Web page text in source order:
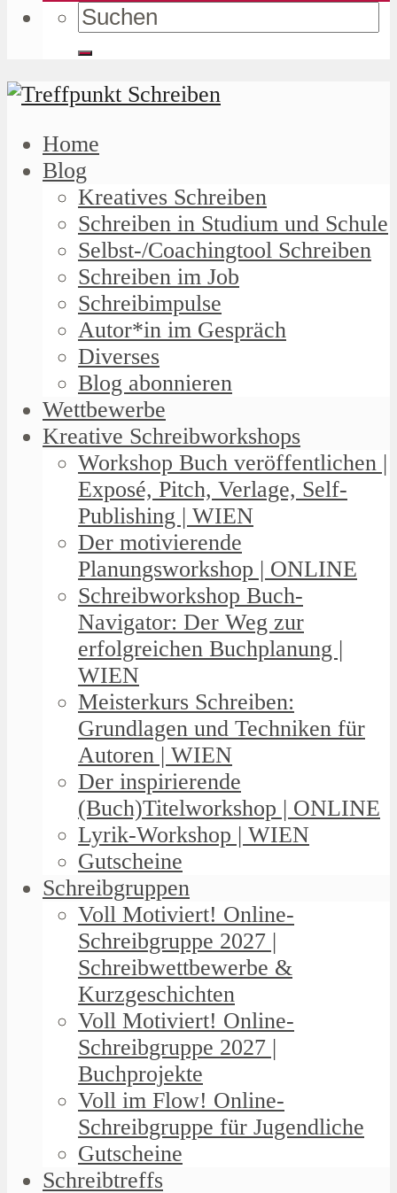
Home
Blog
Kreatives Schreiben
Schreiben in Studium und Schule
Selbst-/Coachingtool Schreiben
Schreiben im Job
Schreibimpulse
Autor*in im Gespräch
Diverses
Blog abonnieren
Wettbewerbe
Kreative Schreibworkshops
Workshop Buch veröffentlichen |
Exposé, Pitch, Verlage, Self-
Publishing | WIEN
Der motivierende
Planungsworkshop | ONLINE
Schreibworkshop Buch-
Navigator: Der Weg zur
erfolgreichen Buchplanung |
WIEN
Meisterkurs Schreiben:
Grundlagen und Techniken für
Autoren | WIEN
Der inspirierende
(Buch)Titelworkshop | ONLINE
Lyrik-Workshop | WIEN
Gutscheine
Schreibgruppen
Voll Motiviert! Online-
Schreibgruppe 2027 |
Schreibwettbewerbe &
Kurzgeschichten
Voll Motiviert! Online-
Schreibgruppe 2027 |
Buchprojekte
Voll im Flow! Online-
Schreibgruppe für Jugendliche
Gutscheine
Schreibtreffs